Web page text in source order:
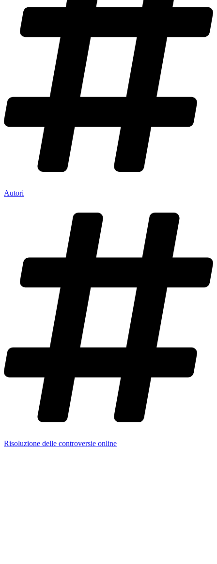
Autori
Risoluzione delle controversie online